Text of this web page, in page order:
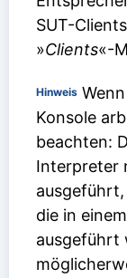
SUT-
»Clients«-
Hinweis
Konsole
beachten:
Interpreter
die in einem
ausgeführt